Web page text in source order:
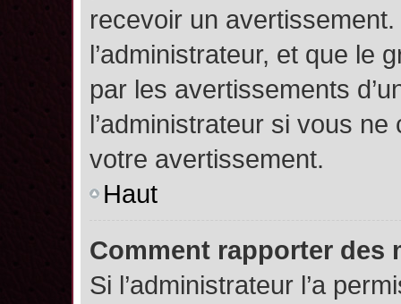
recevoir un
l’administrateur, et que le
par les avertissements
l’administrateur si vous
votre avertissement.
Haut
Comment rapporter des
Si l’administrateur l’a